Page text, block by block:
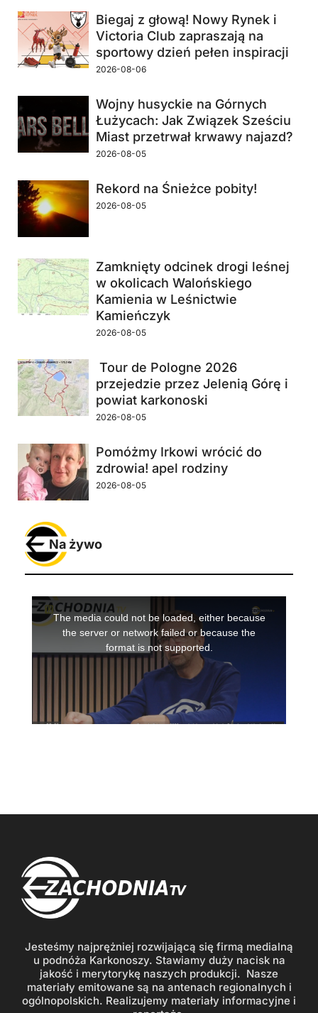
Biegaj z głową! Nowy Rynek i
Victoria Club zapraszają na
sportowy dzień pełen inspiracji
2026-08-06
Wojny husyckie na Górnych
Łużycach: Jak Związek Sześciu
Miast przetrwał krwawy najazd?
2026-08-05
Rekord na Śnieżce pobity!
2026-08-05
Zamknięty odcinek drogi leśnej
w okolicach Walońskiego
Kamienia w Leśnictwie
Kamieńczyk
2026-08-05
Tour de Pologne 2026
przejedzie przez Jelenią Górę i
powiat karkonoski
2026-08-05
Pomóżmy Irkowi wrócić do
zdrowia! apel rodziny
2026-08-05
Na żywo
Jesteśmy najprężniej rozwijającą się firmą medialną
u podnóża Karkonoszy. Stawiamy duży nacisk na
jakość i merytorykę naszych produkcji. Nasze
materiały emitowane są na antenach regionalnych i
ogólnopolskich. Realizujemy materiały informacyjne i